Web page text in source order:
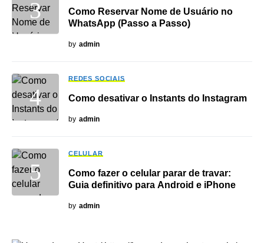
Como Reservar Nome de Usuário no
WhatsApp (Passo a Passo)
by admin
REDES SOCIAIS
Como desativar o Instants do Instagram
by admin
CELULAR
Como fazer o celular parar de travar:
Guia definitivo para Android e iPhone
by admin